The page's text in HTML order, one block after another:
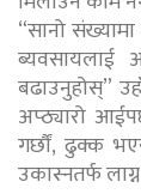
“सानो
ब्यवसायलाई
बढाउनुहोस्”
अप्ठ्यारो
गर्छौं, ढुक्क
उकास्नतर्फ